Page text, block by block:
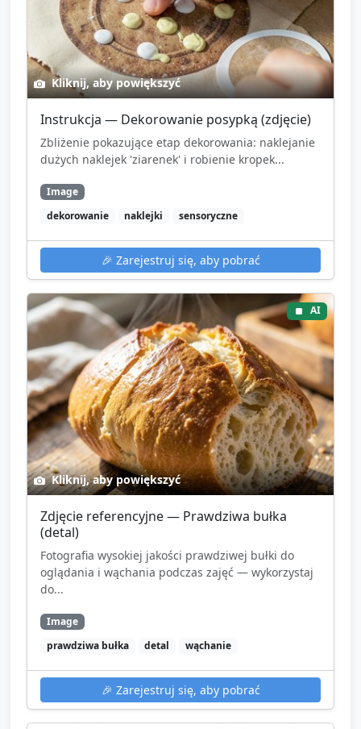
Kliknij, aby powiększyć
Instrukcja — Dekorowanie posypką (zdjęcie)
Zbliżenie pokazujące etap dekorowania: naklejanie
dużych naklejek 'ziarenek' i robienie kropek...
Image
dekorowanie
naklejki sensoryczne
🎉 Zarejestruj się, aby pobrać
AI
Kliknij, aby powiększyć
Zdjęcie referencyjne — Prawdziwa bułka
(detal)
Fotografia wysokiej jakości prawdziwej bułki do
oglądania i wąchania podczas zajęć — wykorzystaj
do...
Image
prawdziwa bułka
detal wąchanie
🎉 Zarejestruj się, aby pobrać